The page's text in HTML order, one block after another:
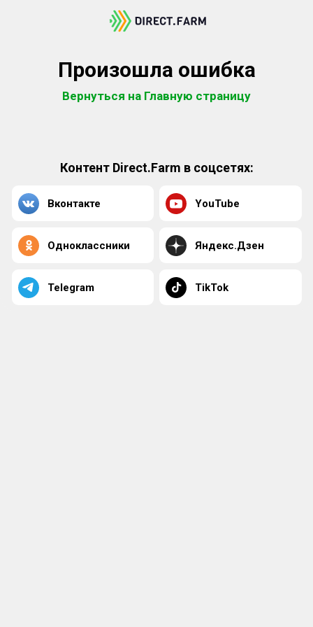
Произошла ошибка
Вернуться на Главную страницу
Контент Direct.Farm в соцсетях:
Вконтакте YouTube
Одноклассники Яндекс.Дзен
Telegram TikTok